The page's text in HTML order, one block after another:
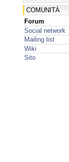
COMUNITÀ
Forum
Social network
Mailing list
Wiki
Sito